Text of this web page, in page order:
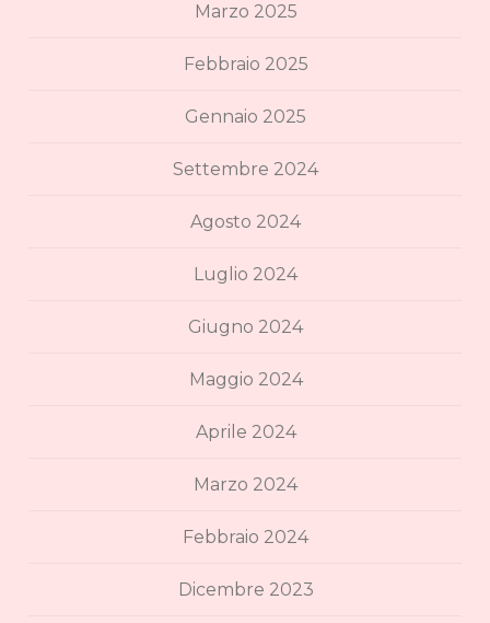
Marzo 2025
Febbraio 2025
Gennaio 2025
Settembre 2024
Agosto 2024
Luglio 2024
Giugno 2024
Maggio 2024
Aprile 2024
Marzo 2024
Febbraio 2024
Dicembre 2023